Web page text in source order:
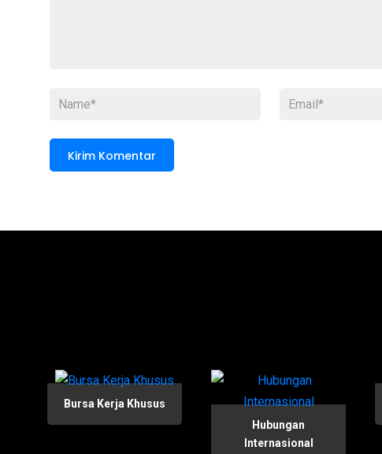
Bursa Kerja Khusus
Hubungan
Internasional